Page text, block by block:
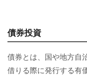
債券投資
債券とは、国や地方自
借りる際に発行する有